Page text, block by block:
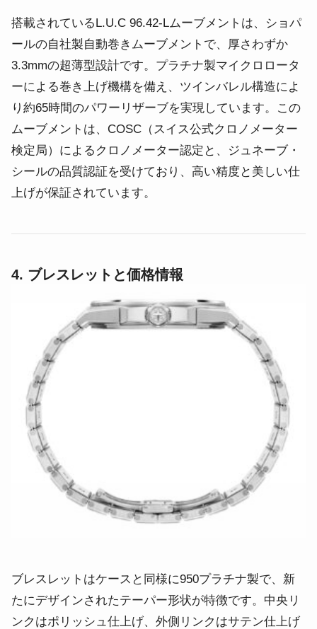
搭載されているL.U.C 96.42-Lムーブメントは、ショパ
ールの自社製自動巻きムーブメントで、厚さわずか
3.3mmの超薄型設計です。プラチナ製マイクロロータ
ーによる巻き上げ機構を備え、ツインバレル構造によ
り約65時間のパワーリザーブを実現しています。この
ムーブメントは、COSC（スイス公式クロノメーター
検定局）によるクロノメーター認定と、ジュネーブ・
シールの品質認証を受けており、高い精度と美しい仕
上げが保証されています。
4. ブレスレットと価格情報
ブレスレットはケースと同様に950プラチナ製で、新
たにデザインされたテーパー形状が特徴です。中央リ
ンクはポリッシュ仕上げ、外側リンクはサテン仕上げ